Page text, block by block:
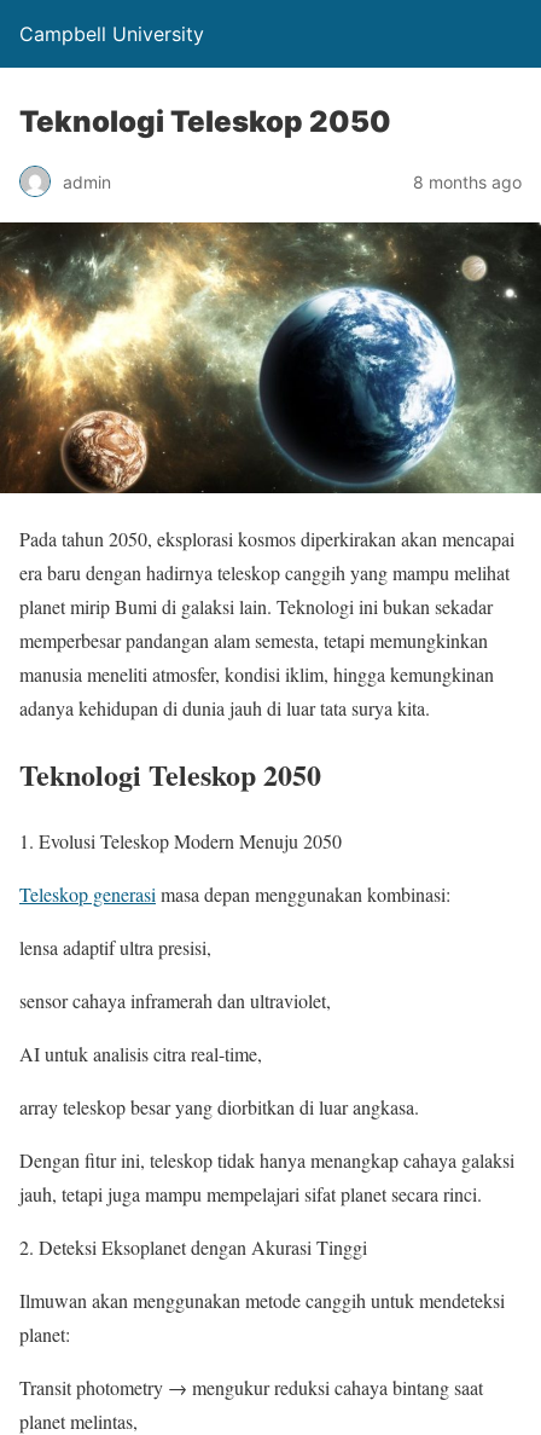
Campbell University
Teknologi Teleskop 2050
admin 8 months ago
Pada tahun 2050, eksplorasi kosmos diperkirakan akan mencapai
era baru dengan hadirnya teleskop canggih yang mampu melihat
planet mirip Bumi di galaksi lain. Teknologi ini bukan sekadar
memperbesar pandangan alam semesta, tetapi memungkinkan
manusia meneliti atmosfer, kondisi iklim, hingga kemungkinan
adanya kehidupan di dunia jauh di luar tata surya kita.
Teknologi Teleskop 2050
1. Evolusi Teleskop Modern Menuju 2050
Teleskop generasi masa depan menggunakan kombinasi:
lensa adaptif ultra presisi,
sensor cahaya inframerah dan ultraviolet,
AI untuk analisis citra real-time,
array teleskop besar yang diorbitkan di luar angkasa.
Dengan fitur ini, teleskop tidak hanya menangkap cahaya galaksi
jauh, tetapi juga mampu mempelajari sifat planet secara rinci.
2. Deteksi Eksoplanet dengan Akurasi Tinggi
Ilmuwan akan menggunakan metode canggih untuk mendeteksi
planet:
Transit photometry → mengukur reduksi cahaya bintang saat
planet melintas,